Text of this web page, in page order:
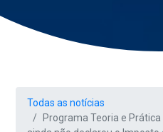
Todas as notícias
Programa Teoria e